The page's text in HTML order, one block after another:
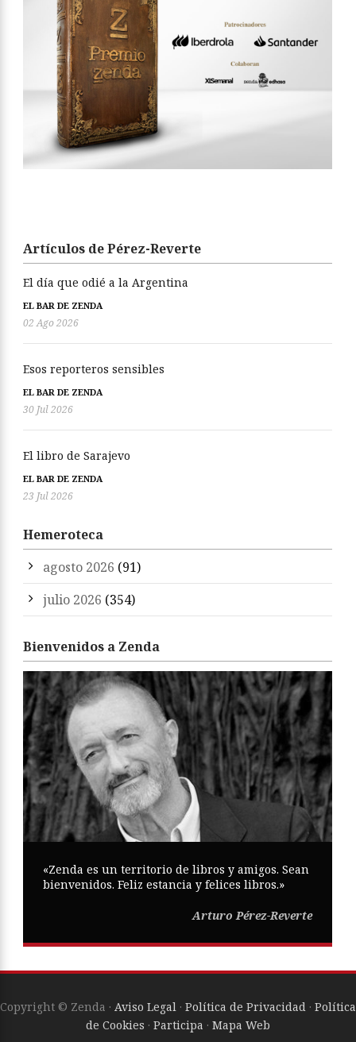
Artículos de Pérez-Reverte
El día que odié a la Argentina
EL BAR DE ZENDA
02 Ago 2026
Esos reporteros sensibles
EL BAR DE ZENDA
30 Jul 2026
El libro de Sarajevo
EL BAR DE ZENDA
23 Jul 2026
Hemeroteca
agosto 2026 (91)
julio 2026 (354)
Bienvenidos a Zenda
«Zenda es un territorio de libros y amigos. Sean
bienvenidos. Feliz estancia y felices libros.»
Arturo Pérez-Reverte
Copyright © Zenda · Aviso Legal · Política de Privacidad · Política
de Cookies · Participa · Mapa Web